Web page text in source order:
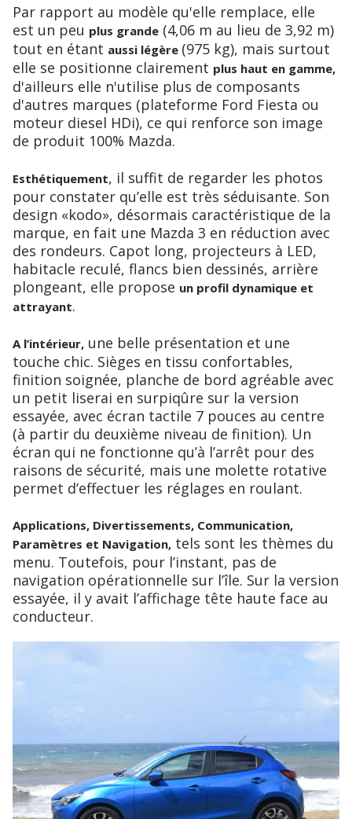
Par rapport au modèle qu'elle remplace, elle
est un peu plus grande (4,06 m au lieu de 3,92 m)
tout en étant aussi légère (975 kg), mais surtout
elle se positionne clairement plus haut en gamme,
d'ailleurs elle n'utilise plus de composants
d'autres marques (plateforme Ford Fiesta ou
moteur diesel HDi), ce qui renforce son image
de produit 100% Mazda.
Esthétiquement, il suffit de regarder les photos
pour constater qu’elle est très séduisante. Son
design «kodo», désormais caractéristique de la
marque, en fait une Mazda 3 en réduction avec
des rondeurs. Capot long, projecteurs à LED,
habitacle reculé, flancs bien dessinés, arrière
plongeant, elle propose un profil dynamique et
attrayant.
A l’intérieur, une belle présentation et une
touche chic. Sièges en tissu confortables,
finition soignée, planche de bord agréable avec
un petit liserai en surpiqûre sur la version
essayée, avec écran tactile 7 pouces au centre
(à partir du deuxième niveau de finition). Un
écran qui ne fonctionne qu’à l’arrêt pour des
raisons de sécurité, mais une molette rotative
permet d’effectuer les réglages en roulant.
Applications, Divertissements, Communication,
Paramètres et Navigation, tels sont les thèmes du
menu. Toutefois, pour l’instant, pas de
navigation opérationnelle sur l’île. Sur la version
essayée, il y avait l’affichage tête haute face au
conducteur.